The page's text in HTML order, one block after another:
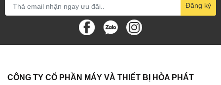
Đăng ký
CÔNG TY CỔ PHẦN MÁY VÀ THIẾT BỊ HÒA PHÁT